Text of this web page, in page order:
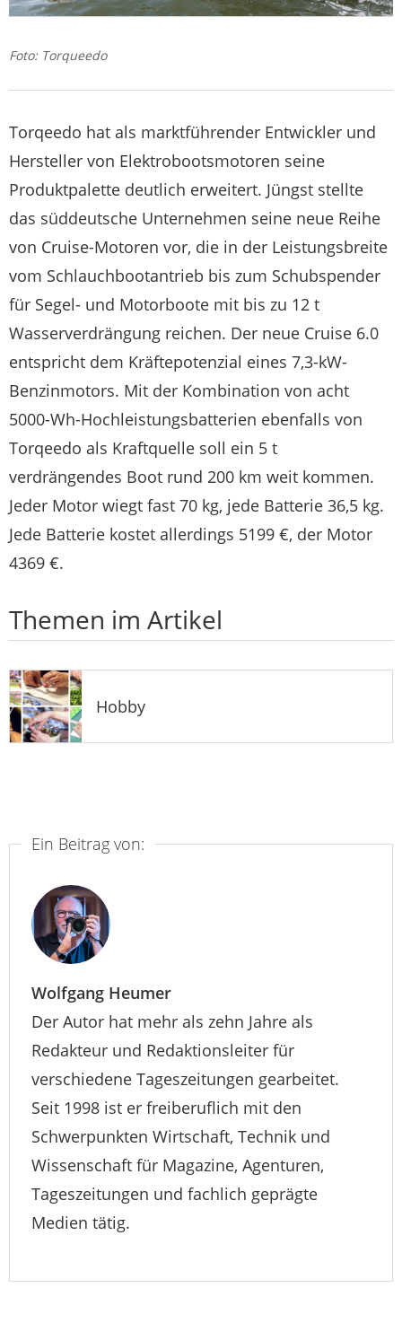
Foto: Torqueedo
Torqeedo hat als marktführender Entwickler und
Hersteller von Elektrobootsmotoren seine
Produktpalette deutlich erweitert. Jüngst stellte
das süddeutsche Unternehmen seine neue Reihe
von Cruise-Motoren vor, die in der Leistungsbreite
vom Schlauchbootantrieb bis zum Schubspender
für Segel- und Motorboote mit bis zu 12 t
Wasserverdrängung reichen. Der neue Cruise 6.0
entspricht dem Kräftepotenzial eines 7,3-kW-
Benzinmotors. Mit der Kombination von acht
5000-Wh-Hochleistungsbatterien ebenfalls von
Torqeedo als Kraftquelle soll ein 5 t
verdrängendes Boot rund 200 km weit kommen.
Jeder Motor wiegt fast 70 kg, jede Batterie 36,5 kg.
Jede Batterie kostet allerdings 5199 €, der Motor
4369 €.
Themen im Artikel
Hobby
Ein Beitrag von:
Wolfgang Heumer
Der Autor hat mehr als zehn Jahre als
Redakteur und Redaktionsleiter für
verschiedene Tageszeitungen gearbeitet.
Seit 1998 ist er freiberuflich mit den
Schwerpunkten Wirtschaft, Technik und
Wissenschaft für Magazine, Agenturen,
Tageszeitungen und fachlich geprägte
Medien tätig.